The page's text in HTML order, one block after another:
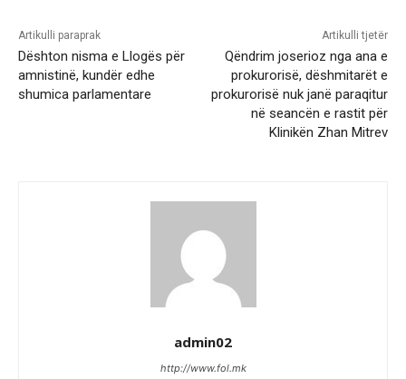
Artikulli paraprak
Dështon nisma e Llogës për
amnistinë, kundër edhe
shumica parlamentare
Artikulli tjetër
Qëndrim joserioz nga ana e
prokurorisë, dëshmitarët e
prokurorisë nuk janë paraqitur
në seancën e rastit për
Klinikën Zhan Mitrev
admin02
http://www.fol.mk